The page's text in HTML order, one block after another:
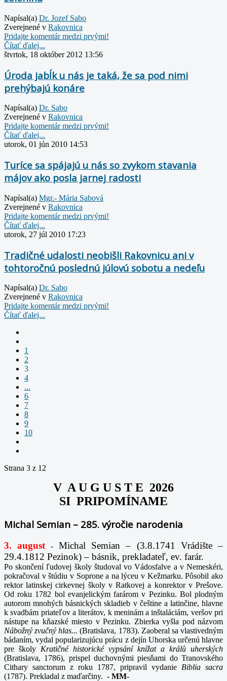
Napísal(a) Dr. Jozef Sabo
Zverejnené v Rakovnica
Pridajte komentár medzi prvými!
Čítať ďalej...
štvrtok, 18 október 2012 13:56
Úroda jabĺk u nás je taká, že sa pod nimi
prehýbajú konáre
Napísal(a) Dr. Sabo
Zverejnené v Rakovnica
Pridajte komentár medzi prvými!
Čítať ďalej...
utorok, 01 jún 2010 14:53
Turíce sa spájajú u nás so zvykom stavania
májov ako posla jarnej radosti
Napísal(a) Mgr.- Mária Sabová
Zverejnené v Rakovnica
Pridajte komentár medzi prvými!
Čítať ďalej...
utorok, 27 júl 2010 17:23
Tradičné udalosti neobišli Rakovnicu ani v
tohtoročnú poslednú júlovú sobotu a nedeľu
Napísal(a) Dr. Sabo
Zverejnené v Rakovnica
Pridajte komentár medzi prvými!
Čítať ďalej...
1
2
3
4
...
6
7
8
9
10
Strana 3 z 12
V A U G U S T E 2026
SI PRIPOMÍNAME
Michal Semian – 285. výročie narodenia
3. august -Michal Semian – (3.8.1741 Vrádište –
29.4.1812 Pezinok) – básnik, prekladateľ, ev. farár.
Po skončení ľudovej školy študoval vo Vádosfalve a v Nemeskéri,
pokračoval v štúdiu v Soprone a na lýceu v Kežmarku. Pôsobil ako
rektor latinskej cirkevnej školy v Ratkovej a konrektor v Prešove.
Od roku 1782 bol evanjelickým farárom v Pezinku. Bol plodným
autorom mnohých básnických skladieb v češtine a latinčine, hlavne
k svadbám priateľov a literátov, k meninám a inštaláciám, veršov pri
nástupe na kňazské miesto v Pezinku. Zbierka vyšla pod názvom
Nábožný zvučný hlas...(Bratislava, 1783). Zaoberal sa vlastivedným
bádaním, vydal popularizujúcu prácu z dejín Uhorska určenú hlavne
pre školy Kratičné historické vypsání knížat a králů uherských
(Bratislava, 1786), prispel duchovnými piesňami do Tranovského
Cithary sanctorum z roku 1787, pripravil vydanie Biblia sacra
(1787). Prekladal z maďarčiny. - MM-